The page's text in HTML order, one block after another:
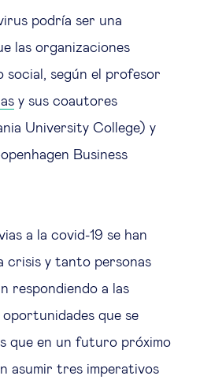
social & integración
de la diversidad
nosotros
by
podría ser una
las organizaciones
social, según el profesor
y sus coautores
University College) y
Business
a la covid-19 se han
crisis y tanto personas
respondiendo a las
que se
que en un futuro próximo
asumir tres imperativos